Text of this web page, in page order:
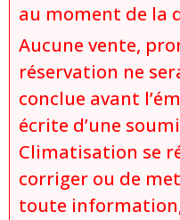
au moment de la
Aucune vente,
réservation ne
conclue avant
écrite d’une
Climatisation se
corriger ou de
toute